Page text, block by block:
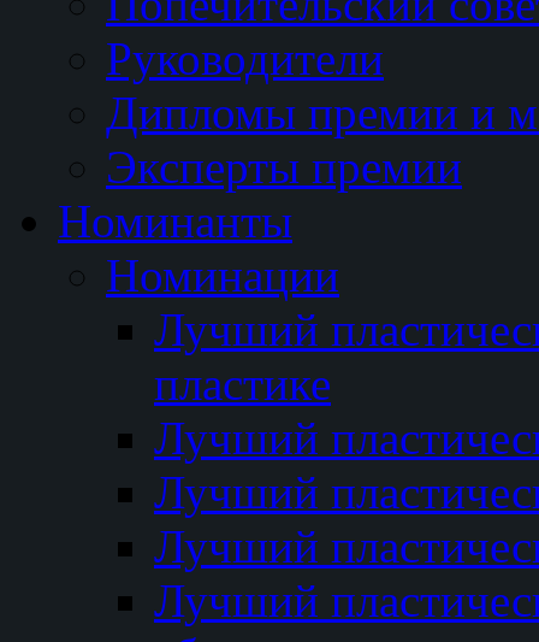
Руководители
Дипломы премии и
Эксперты премии
Номинанты
Номинации
Лучший
пластике
Лучший
Лучший
Лучший
Лучший